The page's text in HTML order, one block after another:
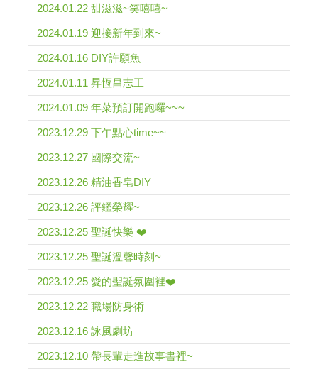
2024.01.22 甜滋滋~笑嘻嘻~
2024.01.19 迎接新年到來~
2024.01.16 DIY許願魚
2024.01.11 昇恆昌志工
2024.01.09 年菜預訂開跑囉~~~
2023.12.29 下午點心time~~
2023.12.27 國際交流~
2023.12.26 精油香皂DIY
2023.12.26 評鑑榮耀~
2023.12.25 聖誕快樂 ❤️
2023.12.25 聖誕溫馨時刻~
2023.12.25 愛的聖誕氛圍裡❤️
2023.12.22 職場防身術
2023.12.16 詠風劇坊
2023.12.10 帶長輩走進故事書裡~